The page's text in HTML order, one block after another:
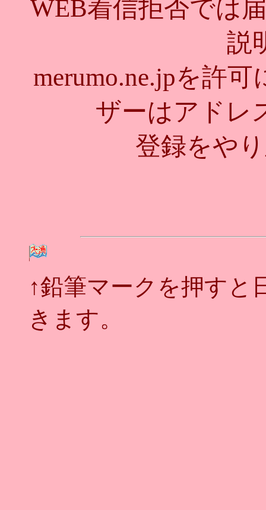
WEB着信拒否では
説
merumo.ne.jpを許
ザーはアドレ
登録をや
↑鉛筆マークを押すと
きます。